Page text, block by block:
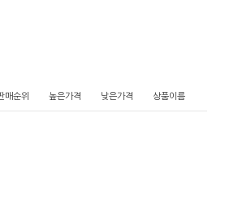
매순위 높은가격 낮은가격 상품이름